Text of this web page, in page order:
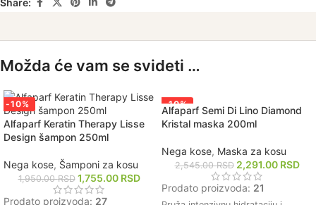
Možda će vam se svideti …
-10%
Alfaparf Keratin Therapy Lisse
Design šampon 250ml
Nega kose, Šamponi za kosu
1,950.00RSD 1,755.00 RSD
Prodato proizvoda: 27
-10%
Alfaparf Semi Di Lino Diamond
Kristal maska 200ml
Nega kose, Maska za kosu
2,545.00RSD 2,291.00 RSD
Prodato proizvoda: 21